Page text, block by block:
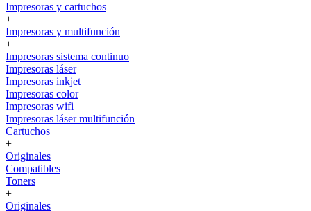
Impresoras y cartuchos
+
Impresoras y multifunción
+
Impresoras sistema continuo
Impresoras láser
Impresoras inkjet
Impresoras color
Impresoras wifi
Impresoras láser multifunción
Cartuchos
+
Originales
Compatibles
Toners
+
Originales